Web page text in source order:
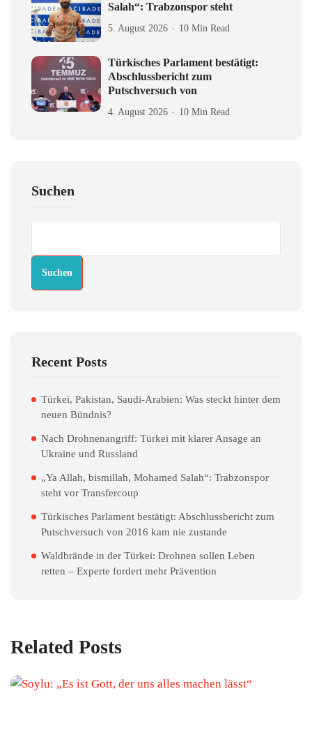
Salah“: Trabzonspor steht
5. August 2026 10 Min Read
Türkisches Parlament bestätigt:
Abschlussbericht zum
Putschversuch von
4. August 2026 10 Min Read
Suchen
Suchen
Recent Posts
Türkei, Pakistan, Saudi-Arabien: Was steckt hinter dem
neuen Bündnis?
Nach Drohnenangriff: Türkei mit klarer Ansage an
Ukraine und Russland
„Ya Allah, bismillah, Mohamed Salah“: Trabzonspor
steht vor Transfercoup
Türkisches Parlament bestätigt: Abschlussbericht zum
Putschversuch von 2016 kam nie zustande
Waldbrände in der Türkei: Drohnen sollen Leben
retten – Experte fordert mehr Prävention
Related Posts